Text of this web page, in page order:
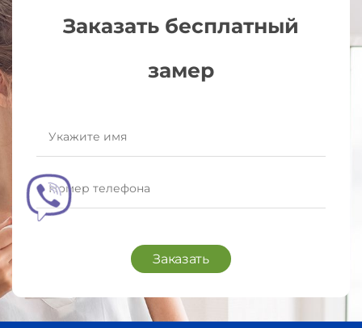
Заказать бесплатный
замер
Заказать